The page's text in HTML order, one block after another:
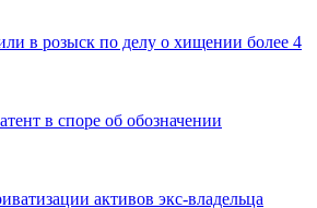
в розыск по делу о хищении более 4
в споре об обозначении
активов экс-владельца